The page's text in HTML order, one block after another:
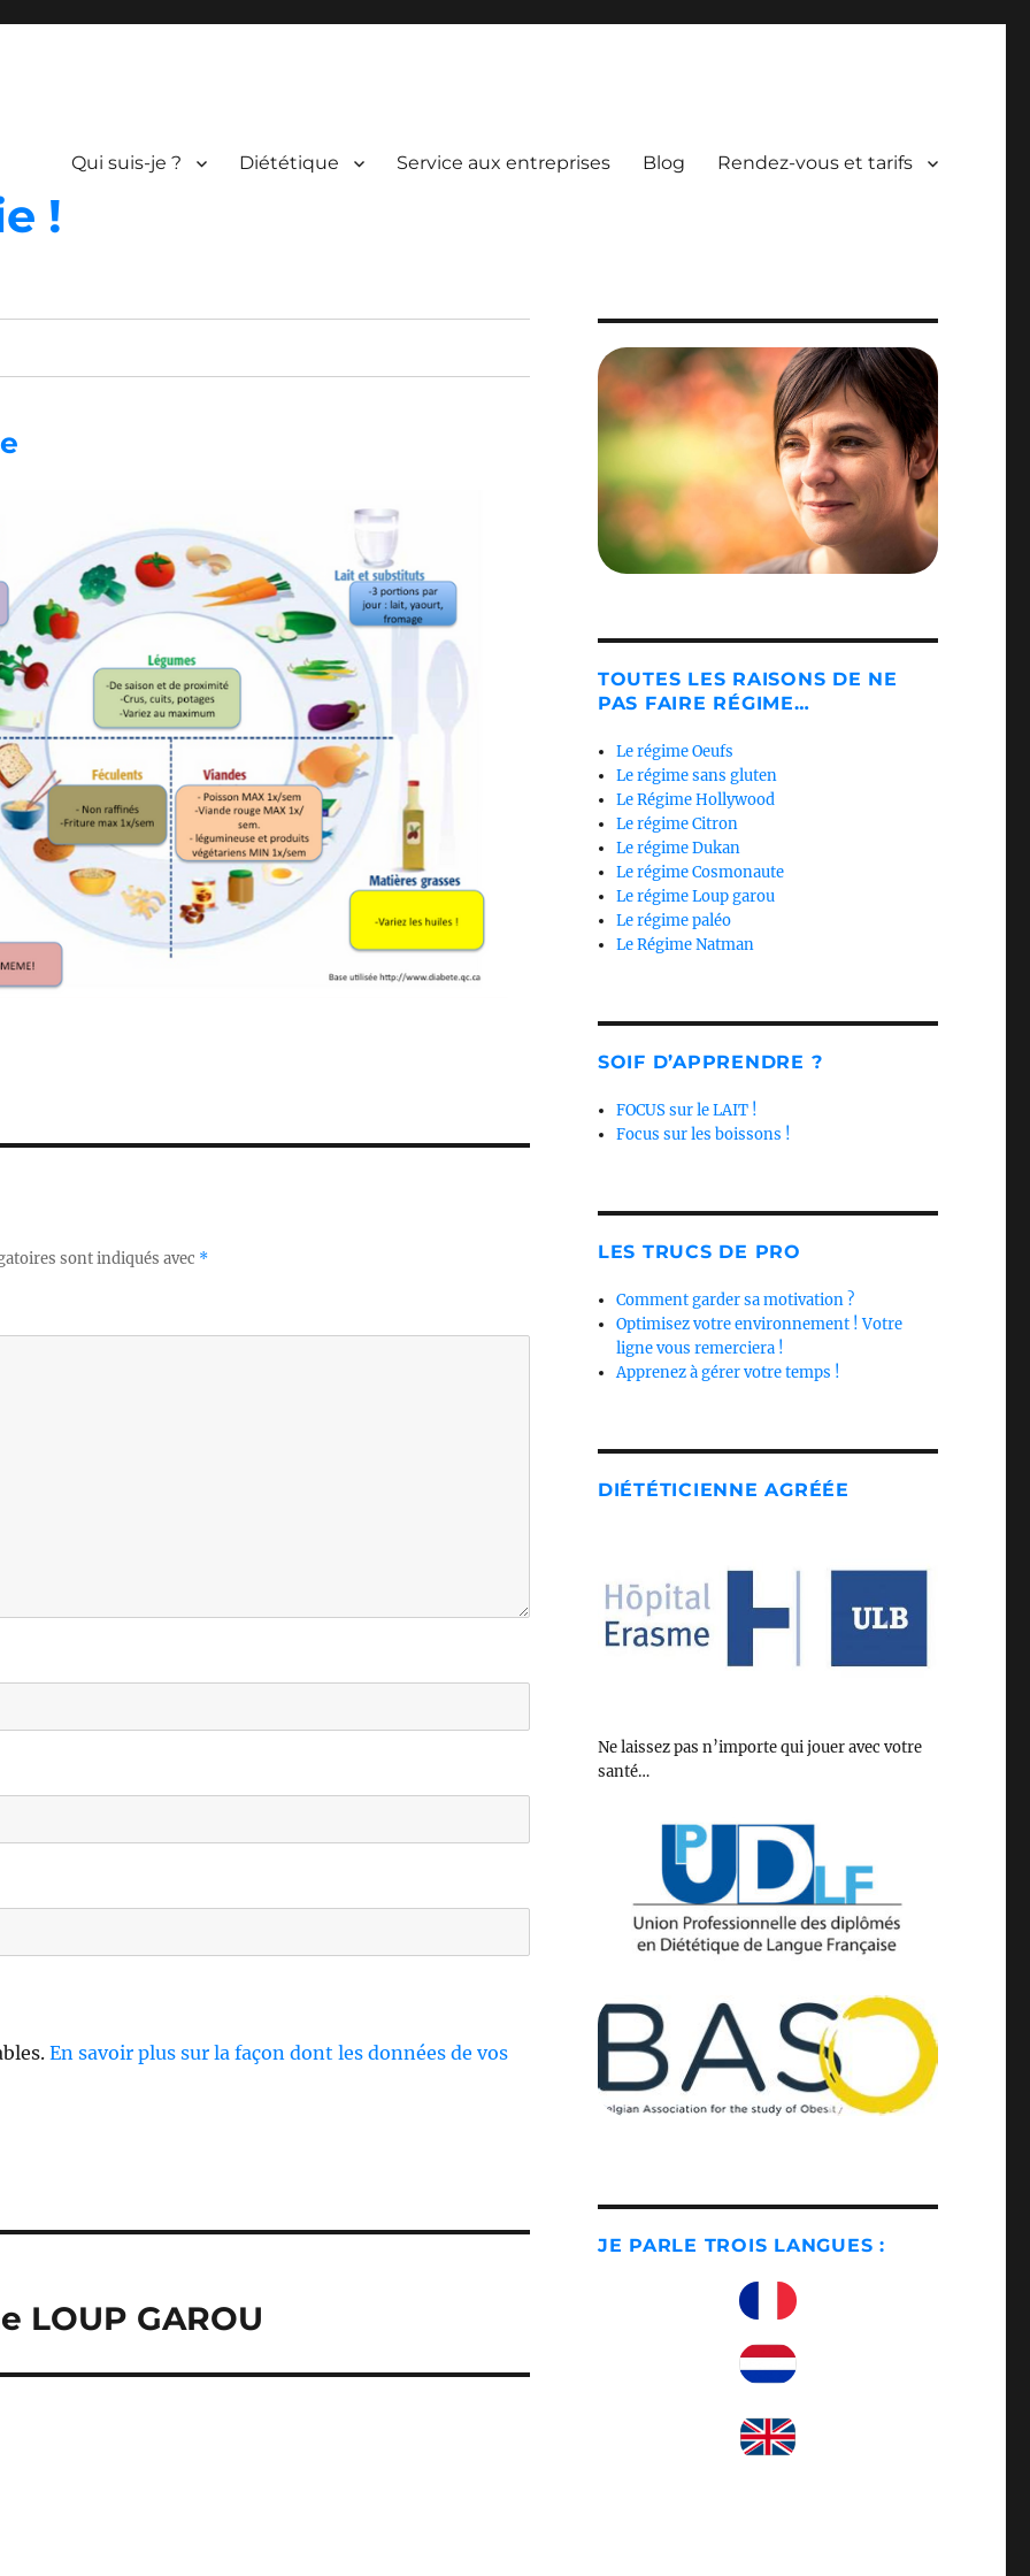
!
Qui suis-je ? Diététique Service aux entreprises Blog Rendez-vous et tarifs
sont indiqués avec *
En savoir plus sur la façon dont les données de vos
LOUP GAROU
TOUTES LES RAISONS DE NE
PAS FAIRE RÉGIME…
Le régime Oeufs
Le régime sans gluten
Le Régime Hollywood
Le régime Citron
Le régime Dukan
Le régime Cosmonaute
Le régime Loup garou
Le régime paléo
Le Régime Natman
SOIF D’APPRENDRE ?
FOCUS sur le LAIT !
Focus sur les boissons !
LES TRUCS DE PRO
Comment garder sa motivation ?
Optimisez votre environnement ! Votre
ligne vous remerciera !
Apprenez à gérer votre temps !
DIÉTÉTICIENNE AGRÉÉE
Ne laissez pas n’importe qui jouer avec votre
santé…
JE PARLE TROIS LANGUES :